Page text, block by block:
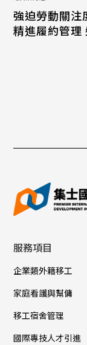
強迫勞動關注
精進履約管理
服務項目
企業類外籍移工
家庭看護與幫傭
移工宿舍管理
國際專技人才引進